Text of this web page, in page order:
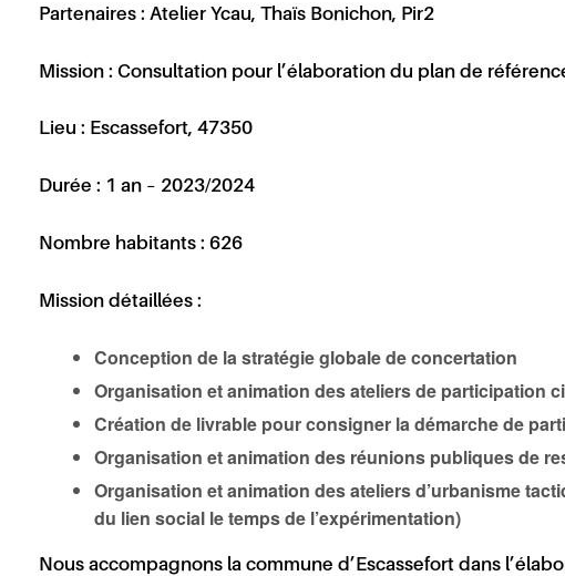
Partenaires :Atelier Ycau, Thaïs Bonichon, Pir2
Mission :Consultation pour l’élaboration du plan de
Lieu : Escassefort, 47350
Durée : 1 an – 2023/2024
Nombre habitants :626
Mission détaillées :
Conception de la stratégie globale de concertation
Organisation et animation des ateliers de participation
Création de livrable pour consigner la démarche de
Organisation et animation des réunions publiques de
Organisation et animation des ateliers d’urbanisme
du lien social le temps de l’expérimentation)
Nous accompagnons lacommune d’Escassefort dans